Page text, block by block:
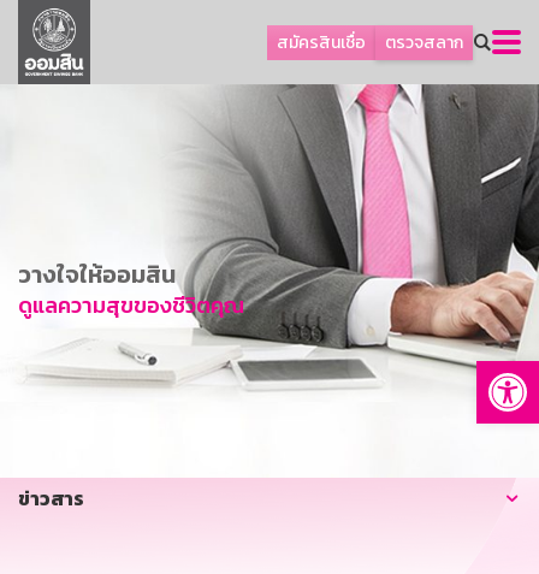
สมัครสินเชื่อ ตรวจสลาก
ลูกค้าธุรกิจ
ลูกค้าผู้ประกอบรายย่อย
การพัฒนาที่ยั่งยืน
ข่าวสาร
บริการทางการเงิน
อื่นๆ
วางใจให้ออมสิน
ดูแลความสุขของชีวิตคุณ
ข่าวสาร